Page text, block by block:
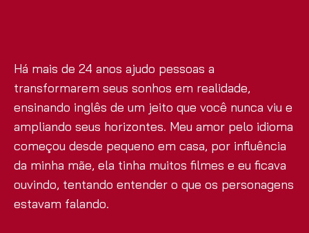
Há mais de 24 anos ajudo pessoas a
transformarem seus sonhos em realidade,
ensinando inglês de um jeito que você nunca viu e
ampliando seus horizontes. Meu amor pelo idioma
começou desde pequeno em casa, por influência
da minha mãe, ela tinha muitos filmes e eu ficava
ouvindo, tentando entender o que os personagens
estavam falando.